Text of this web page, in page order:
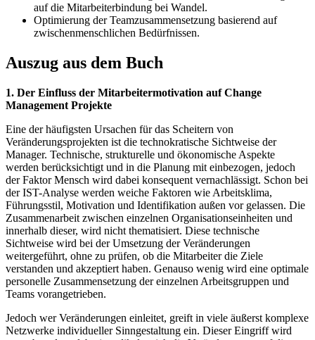
auf die Mitarbeiterbindung bei Wandel.
Optimierung der Teamzusammensetzung basierend auf
zwischenmenschlichen Bedürfnissen.
Auszug aus dem Buch
1. Der Einfluss der Mitarbeitermotivation auf Change
Management Projekte
Eine der häufigsten Ursachen für das Scheitern von
Veränderungsprojekten ist die technokratische Sichtweise der
Manager. Technische, strukturelle und ökonomische Aspekte
werden berücksichtigt und in die Planung mit einbezogen, jedoch
der Faktor Mensch wird dabei konsequent vernachlässigt. Schon bei
der IST-Analyse werden weiche Faktoren wie Arbeitsklima,
Führungsstil, Motivation und Identifikation außen vor gelassen. Die
Zusammenarbeit zwischen einzelnen Organisationseinheiten und
innerhalb dieser, wird nicht thematisiert. Diese technische
Sichtweise wird bei der Umsetzung der Veränderungen
weitergeführt, ohne zu prüfen, ob die Mitarbeiter die Ziele
verstanden und akzeptiert haben. Genauso wenig wird eine optimale
personelle Zusammensetzung der einzelnen Arbeitsgruppen und
Teams vorangetrieben.
Jedoch wer Veränderungen einleitet, greift in viele äußerst komplexe
Netzwerke individueller Sinngestaltung ein. Dieser Eingriff wird